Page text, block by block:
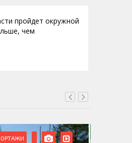
пройдет окружной
чем